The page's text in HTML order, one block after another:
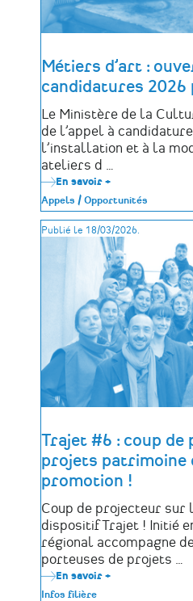
Métiers d’art :
candidatures 2026
Le Ministère de la
de l’appel à
l’installation et à la
ateliers d …
En savoir +
Métiers
d’art
:
ouverture
de
l’appel
à
candidatures
2026
pour
l’aide
AIMA
Appels / Opportunités
Publié le 18/03/2026.
Trajet #6 : coup
projets patrimoine
promotion !
Coup de projecteur sur
dispositif Trajet ! Initié
régional accompagne
porteuses de projets …
En savoir +
Infos filière